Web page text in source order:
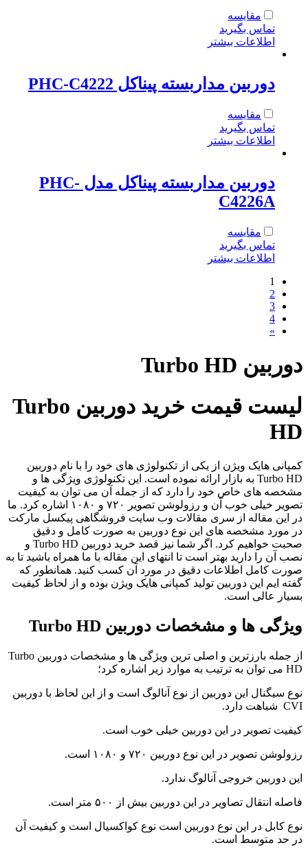
مقایسه
تماس بگیرید
اطلاعات بیشتر
دوربین مداربسته پیناکل PHC-C4222
مقایسه
تماس بگیرید
اطلاعات بیشتر
دوربین مداربسته پیناکل مدل PHC-
C4226A
مقایسه
تماس بگیرید
اطلاعات بیشتر
1
2
3
4
»
دوربین Turbo HD
لیست قیمت خرید دوربین Turbo
HD
کمپانی هایک ویژن از یکی از تکنولوژی های خود را با نام دوربین
Turbo HD به بازار ارائه نموده است. این تکنولوژی ویژگی ها و
مشخصه های خاص خود را دارد که از جمله آن می توان به کیفیت
تصویر خیلی خوب آن و رزولوشن تصویر ۷۲۰ و ۱۰۸۰ اشاره کرد. ما
در این مقاله از سری مقالات وب سایت فروشگاهی پیکسل مارکت
در مورد مشخصه های این نوع دوربین به صورت کامل و دقیق
صحبت خواهیم کرد. اگر شما نیز قصد خرید دوربین Turbo HD و
نصب آن را دارید بهتر است تا انتهای این مقاله با ما همراه باشید تا به
صورت کامل اطلاعات دقیق در مورد آن کسب کنید. همانطور که
گفته ایم این دوربین تولید کمپانی هایک ویژن بوده و از لحاظ کیفیت
بسیار عالی است.
ویژگی ها و مشخصات دوربین Turbo HD
از جمله بارزترین و اصلی ترین ویژگی ها و مشخصات دوربین Turbo
HD می توان به ترتیب به موارد زیر اشاره کرد؛
نوع سیگنال این دوربین از نوع آنالوگ است و از این لحاظ با دوربین
CVI شباهت دارد.
کیفیت تصویر در این دوربین خیلی خوب است.
رزولوشن تصویر در این نوع دوربین ۷۲۰ و ۱۰۸۰ است.
این دوربین خروجی آنالوگ ندارد.
فاصله انتقال تصاویر در این دوربین بیش از ۵۰۰ متر است.
نوع کابل در این نوع دوربین است نوع کواکسیال است و کیفیت آن
در حد متوسط است.